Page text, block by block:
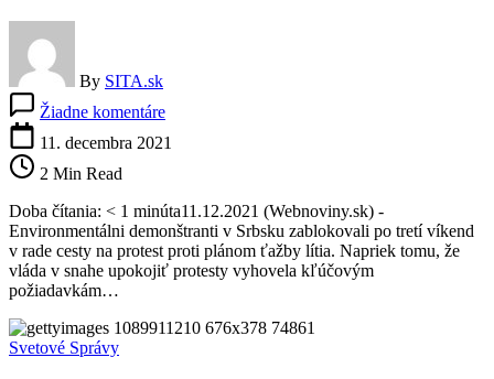
By SITA.sk
Žiadne komentáreProtesty
proti
Srbsku
pokračujú,
demonštranti
zablokovali
po
tretí
11. decembra 2021
2 Min Read
Doba čítania: < 1 minúta11.12.2021 (Webnoviny.sk) -
Environmentálni demonštranti v Srbsku zablokovali po tretí víkend
v rade cesty na protest proti plánom ťažby lítia. Napriek tomu, že
vláda v snahe upokojiť protesty vyhovela kľúčovým
požiadavkám…
Svetové Správy